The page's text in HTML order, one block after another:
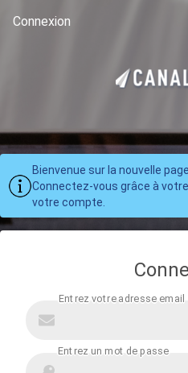
Connexion
Bienvenue sur la nouvelle
Connectez-vous grâce à
votre compte.